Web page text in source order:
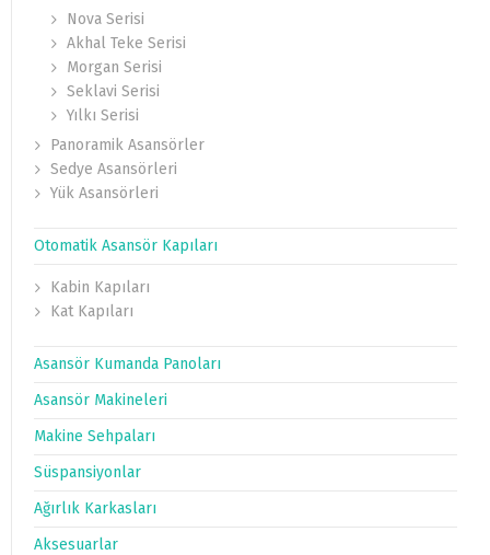
Nova Serisi
Akhal Teke Serisi
Morgan Serisi
Seklavi Serisi
Yılkı Serisi
Panoramik Asansörler
Sedye Asansörleri
Yük Asansörleri
Otomatik Asansör Kapıları
Kabin Kapıları
Kat Kapıları
Asansör Kumanda Panoları
Asansör Makineleri
Makine Sehpaları
Süspansiyonlar
Ağırlık Karkasları
Aksesuarlar